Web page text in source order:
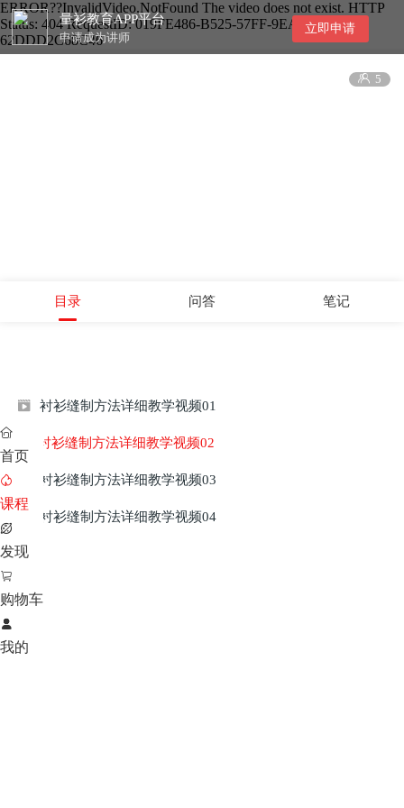
ERROR??InvalidVideo.NotFound The video does not exist. HTTP
Status: 404 RequestID: 019FE486-B525-57FF-9EA3-
62DDD2C68C46
量衫教育APP平台
申请成为讲师
立即申请
 5
目录 问答 笔记
 衬衫缝制方法详细教学视频01
衬衫缝制方法详细教学视频02
衬衫缝制方法详细教学视频03
衬衫缝制方法详细教学视频04

首页

课程

发现

购物车

我的